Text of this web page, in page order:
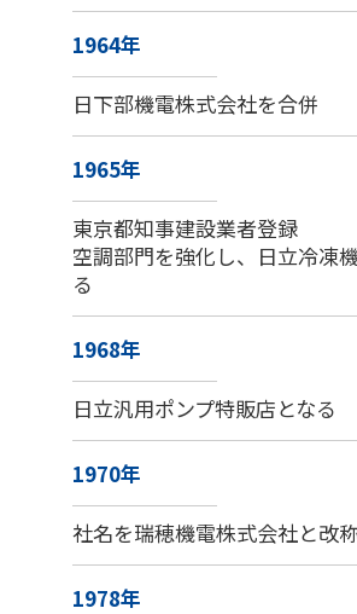
1964年
日下部機電株式会社を合併
1965年
東京都知事建設業者登録
空調部門を強化し、日立冷凍
る
1968年
日立汎用ポンプ特販店となる
1970年
社名を瑞穂機電株式会社と改
1978年